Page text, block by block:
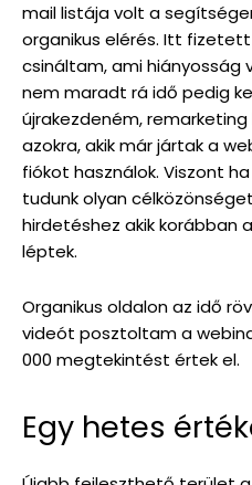
mail listája volt a
organikus elérés. Itt
csináltam, ami
nem maradt rá idő pedig
újrakezdeném,
azokra, akik már jártak a
fiókot használok. Viszont
tudunk olyan
hirdetéshez akik korábban
léptek.
Organikus oldalon az idő
videót posztoltam a
000 megtekintést értek el.
Egy hetes